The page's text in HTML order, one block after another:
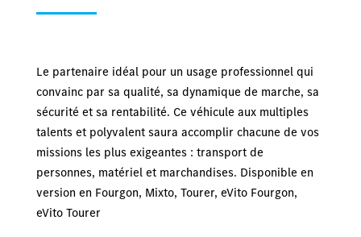
Le partenaire idéal pour un usage professionnel qui
convainc par sa qualité, sa dynamique de marche, sa
sécurité et sa rentabilité. Ce véhicule aux multiples
talents et polyvalent saura accomplir chacune de vos
missions les plus exigeantes : transport de
personnes, matériel et marchandises. Disponible en
version en Fourgon, Mixto, Tourer, eVito Fourgon,
eVito Tourer